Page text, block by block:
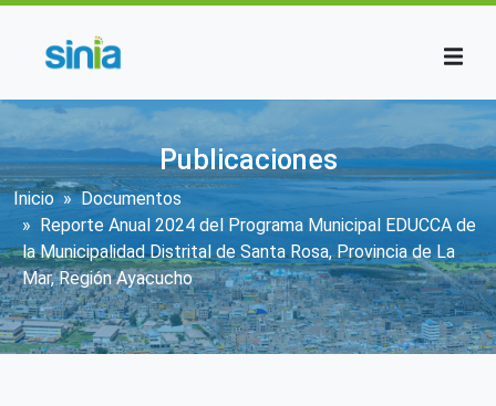
Publicaciones
Sobrescribir enlaces de ayuda a la
Inicio
Documentos
Reporte Anual 2024 del Programa Municipal EDUCCA de
la Municipalidad Distrital de Santa Rosa, Provincia de La
Mar, Región Ayacucho